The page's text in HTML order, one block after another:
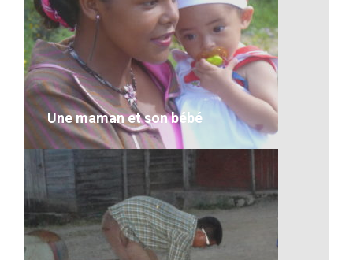
Artisanat-Chercheur d’or en action
VOIR LE DÉTAIL
Une maman et son bébé